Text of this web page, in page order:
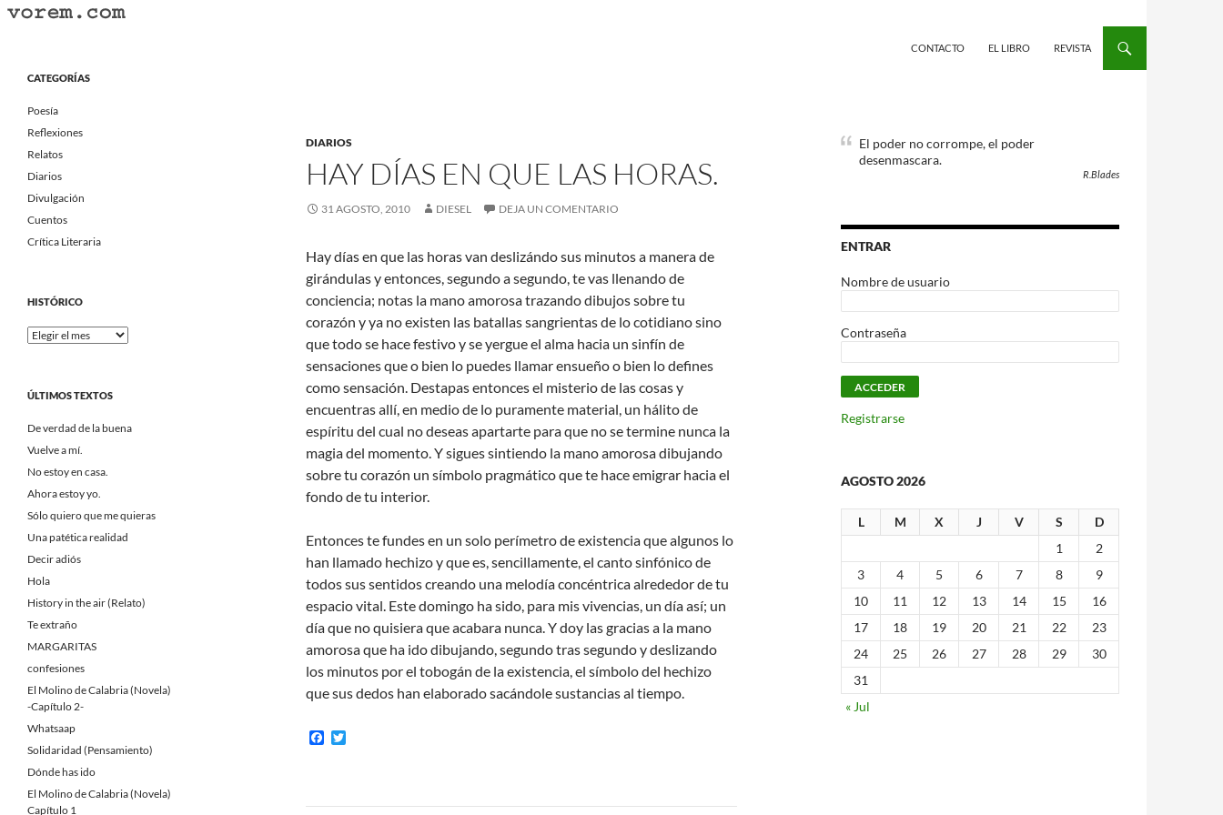
Saltar
CONTACTO EL LIBRO REVISTA
DIARIOS
HAY DÍAS EN QUE LAS HORAS.
31 AGOSTO, 2010 DIESEL DEJA UN COMENTARIO
Hay días en que las horas van deslizándo sus minutos a manera de
girándulas y entonces, segundo a segundo, te vas llenando de
conciencia; notas la mano amorosa trazando dibujos sobre tu
corazón y ya no existen las batallas sangrientas de lo cotidiano sino
que todo se hace festivo y se yergue el alma hacia un sinfín de
sensaciones que o bien lo puedes llamar ensueño o bien lo defines
como sensación. Destapas entonces el misterio de las cosas y
encuentras allí, en medio de lo puramente material, un hálito de
espíritu del cual no deseas apartarte para que no se termine nunca la
magia del momento. Y sigues sintiendo la mano amorosa dibujando
sobre tu corazón un símbolo pragmático que te hace emigrar hacia el
fondo de tu interior.
Entonces te fundes en un solo perímetro de existencia que algunos lo
han llamado hechizo y que es, sencillamente, el canto sinfónico de
todos sus sentidos creando una melodía concéntrica alrededor de tu
espacio vital. Este domingo ha sido, para mis vivencias, un día así; un
día que no quisiera que acabara nunca. Y doy las gracias a la mano
amorosa que ha ido dibujando, segundo tras segundo y deslizando
los minutos por el tobogán de la existencia, el símbolo del hechizo
que sus dedos han elaborado sacándole sustancias al tiempo.
F
o
e
El poder no corrompe, el poder
desenmascara.
R.Blades
ENTRAR
Nombre de usuario
Contraseña
Registrarse
AGOSTO 2026
L M X J V S
D
1
2
3
4 5 6 7 8
9
10
11 12 13 14 15
16
17
18 19 20 21 22
23
24
25 26 27 28 29
30
31
« Jul
Portal Literario Independiente
CATEGORÍAS
Poesía
Reflexiones
Relatos
Diarios
Divulgación
Cuentos
Crítica Literaria
HISTÓRICO
Histórico
ÚLTIMOS TEXTOS
De verdad de la buena
Vuelve a mí.
No estoy en casa.
Ahora estoy yo.
Sólo quiero que me quieras
Una patética realidad
Decir adiós
Hola
History in the air (Relato)
Te extraño
MARGARITAS
confesiones
El Molino de Calabria (Novela)
-Capítulo 2-
Whatsaap
Solidaridad (Pensamiento)
Dónde has ido
El Molino de Calabria (Novela)
Capítulo 1